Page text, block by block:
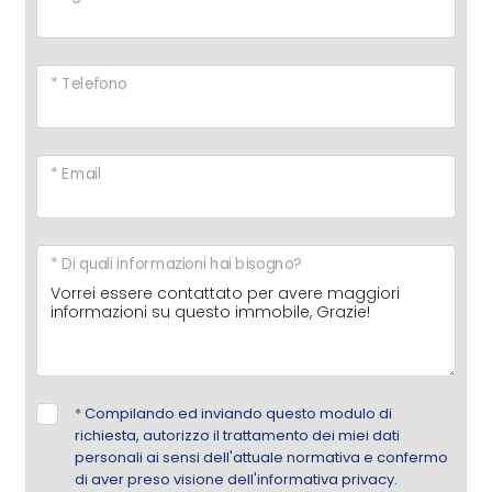
* Telefono
* Email
* Di quali informazioni hai bisogno?
*Compilando ed inviando questo modulo di
richiesta, autorizzo il trattamento dei miei dati
personali ai sensi dell'attuale normativa e confermo
di aver preso visione dell'informativa privacy.